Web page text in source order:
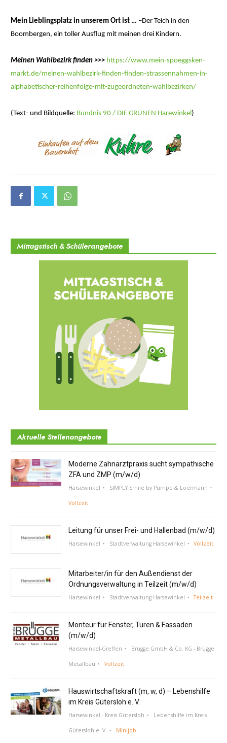
Mein Lieblingsplatz in unserem Ort ist … –Der Teich in den
Boombergen, ein toller Ausflug mit meinen drei Kindern.
Meinen Wahlbezirk finden >>> https://www.mein-spoeggsken-
markt.de/meinen-wahlbezirk-finden-finden-strassennahmen-in-
alphabetischer-reihenfolge-mit-zugeordneten-wahlbezirken/
(Text- und Bildquelle: Bündnis 90 / DIE GRÜNEN Harewinkel )
Mittagstisch & Schülerangebote
Aktuelle Stellenangebote
Moderne Zahnarztpraxis sucht sympathische
ZFA und ZMP (m/w/d)
Harsewinkel SIMPLY Smile by Pumpe & Loermann
Vollzeit
Leitung für unser Frei- und Hallenbad (m/w/d)
Harsewinkel Stadtverwaltung Harsewinkel Vollzeit
Mitarbeiter/in für den Außendienst der
Ordnungsverwaltung in Teilzeit (m/w/d)
Harsewinkel Stadtverwaltung Harsewinkel Teilzeit
Monteur für Fenster, Türen & Fassaden
(m/w/d)
Harsewinkel-Greffen Brügge GmbH & Co. KG - Brügge
Metallbau Vollzeit
Hauswirtschaftskraft (m, w, d) – Lebenshilfe
im Kreis Gütersloh e. V.
Harsewinkel - Kreis Gütersloh Lebenshilfe im Kreis
Gütersloh e. V. Minijob